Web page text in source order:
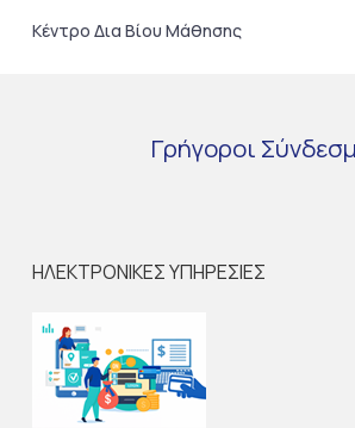
Κέντρο Δια Βίου Μάθησης
Γρήγοροι
ΗΛΕΚΤΡΟΝΙΚΕΣ ΥΠΗΡΕΣΙΕΣ